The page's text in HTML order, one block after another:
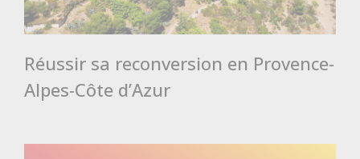
Réussir sa reconversion en Provence-
Alpes-Côte d’Azur